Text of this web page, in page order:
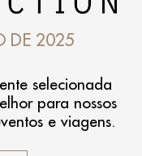
DE 2025
selecionada
para nossos
e viagens.